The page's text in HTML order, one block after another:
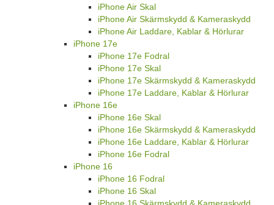
iPhone Air Skal
iPhone Air Skärmskydd & Kameraskydd
iPhone Air Laddare, Kablar & Hörlurar
iPhone 17e
iPhone 17e Fodral
iPhone 17e Skal
iPhone 17e Skärmskydd & Kameraskydd
iPhone 17e Laddare, Kablar & Hörlurar
iPhone 16e
iPhone 16e Skal
iPhone 16e Skärmskydd & Kameraskydd
iPhone 16e Laddare, Kablar & Hörlurar
iPhone 16e Fodral
iPhone 16
iPhone 16 Fodral
iPhone 16 Skal
iPhone 16 Skärmskydd & Kameraskydd